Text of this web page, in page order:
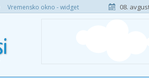
Vremensko okno - widget 08.